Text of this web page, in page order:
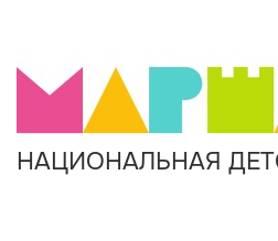
НАЦИОНАЛЬНАЯ